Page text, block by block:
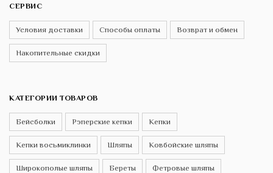
СЕРВИС
Условия доставки Способы оплаты Возврат и обмен
Накопительные скидки
КАТЕГОРИИ ТОВАРОВ
Бейсболки Рэперские кепки Кепки
Кепки восьмиклинки Шляпы Ковбойские шляпы
Широкополые шляпы Береты Фетровые шляпы